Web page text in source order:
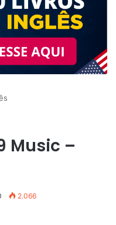
Music –
2.066